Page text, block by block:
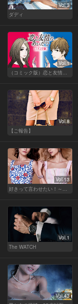
Vol.3
ダディ
Vol.1
（コミック版）恋と友情のあいだで
Vol.8
【ご報告】
Vol.13
好きって言わせたい！～正反対のふたり～
Vol.1
The WATCH
Vol.43